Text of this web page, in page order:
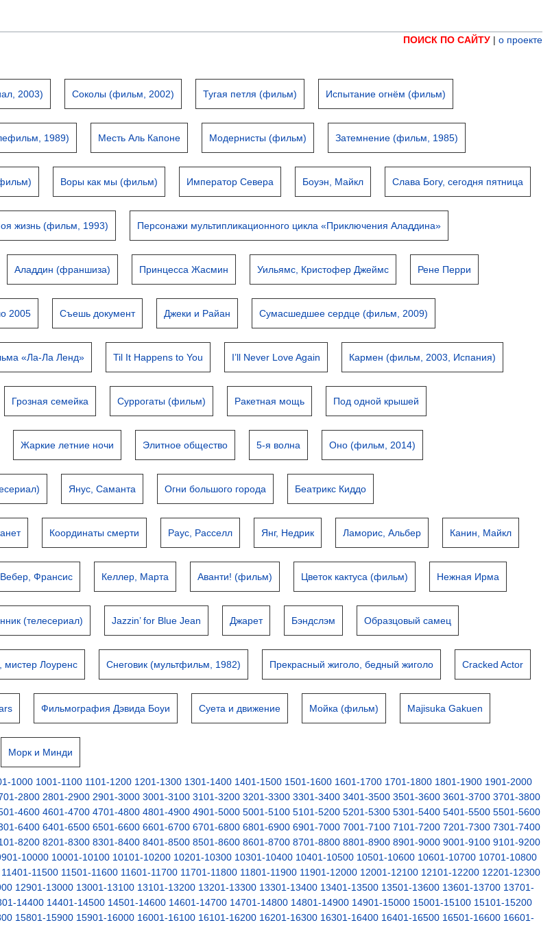
ПОИСК ПО САЙТУ | о проекте
2003) Соколы (фильм, 2002) Тугая петля (фильм) Испытание огнём (фильм)
1989) Месть Аль Капоне Модернисты (фильм) Затемнение (фильм, 1985)
Воры как мы (фильм) Император Севера Боуэн, Майкл Слава Богу, сегодня пятница
жизнь (фильм, 1993) Персонажи мультипликационного цикла «Приключения Аладдина»
Аладдин (франшиза) Принцесса Жасмин Уильямс, Кристофер Джеймс Рене Перри
2005 Съешь документ Джеки и Райан Сумасшедшее сердце (фильм, 2009)
«Ла-Ла Ленд» Til It Happens to You I’ll Never Love Again Кармен (фильм, 2003, Испания)
Грозная семейка Суррогаты (фильм) Ракетная мощь Под одной крышей
Жаркие летние ночи Элитное общество 5-я волна Оно (фильм, 2014)
Янус, Саманта Огни большого города Беатрикс Киддо
Координаты смерти Раус, Расселл Янг, Недрик Ламорис, Альбер Канин, Майкл
Вебер, Франсис Келлер, Марта Аванти! (фильм) Цветок кактуса (фильм) Нежная Ирма
(телесериал) Jazzin’ for Blue Jean Джарет Бэндслэм Образцовый самец
мистер Лоуренс Снеговик (мультфильм, 1982) Прекрасный жиголо, бедный жиголо Cracked Actor
Фильмография Дэвида Боуи Суета и движение Мойка (фильм) Majisuka Gakuen
Морк и Минди
1000 1001-1100 1101-1200 1201-1300 1301-1400 1401-1500 1501-1600 1601-1700 1701-1800 1801-1900 1901-2000
2800 2801-2900 2901-3000 3001-3100 3101-3200 3201-3300 3301-3400 3401-3500 3501-3600 3601-3700 3701-3800
4600 4601-4700 4701-4800 4801-4900 4901-5000 5001-5100 5101-5200 5201-5300 5301-5400 5401-5500 5501-5600
6400 6401-6500 6501-6600 6601-6700 6701-6800 6801-6900 6901-7000 7001-7100 7101-7200 7201-7300 7301-7400
8200 8201-8300 8301-8400 8401-8500 8501-8600 8601-8700 8701-8800 8801-8900 8901-9000 9001-9100 9101-9200
10000 10001-10100 10101-10200 10201-10300 10301-10400 10401-10500 10501-10600 10601-10700 10701-10800
11401-11500 11501-11600 11601-11700 11701-11800 11801-11900 11901-12000 12001-12100 12101-12200 12201-12300
12901-13000 13001-13100 13101-13200 13201-13300 13301-13400 13401-13500 13501-13600 13601-13700 13701-
14400 14401-14500 14501-14600 14601-14700 14701-14800 14801-14900 14901-15000 15001-15100 15101-15200
15801-15900 15901-16000 16001-16100 16101-16200 16201-16300 16301-16400 16401-16500 16501-16600 16601-